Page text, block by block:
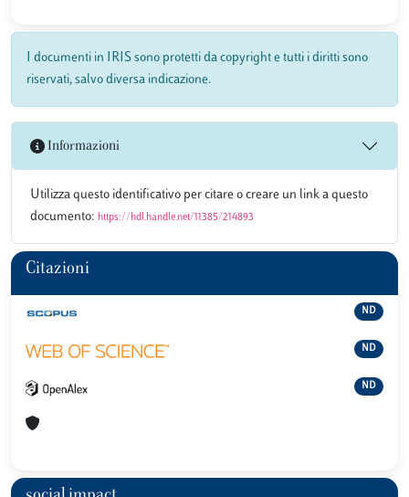
I documenti in IRIS sono protetti da copyright e tutti i diritti sono
riservati, salvo diversa indicazione.
Informazioni
Utilizza questo identificativo per citare o creare un link a questo
documento: https://hdl.handle.net/11385/214893
Citazioni
ND
ND
ND